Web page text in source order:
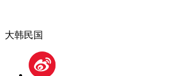
大韩民国